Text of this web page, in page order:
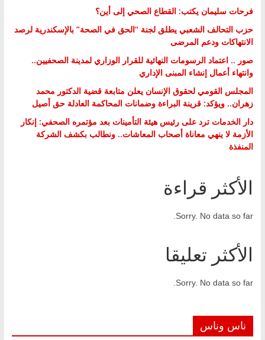
فرحات سليمان يكتب: القطاع الصحي إلى أين؟
حزب التحالف الشعبي يطلق لجنة “الحق في الصحة” بالإسكندرية لرصد
الانتهاكات ودعم المرضى
صور .. اعتماد الرسومات النهائية للقرار الوزاري لمدينة الصحفيين..
وانتهاء أعمال إنشاء المبنى الإداري
المجلس القومي لحقوق الإنسان يعلن متابعة قضية الدكتور محمد
زهران.. ويؤكد: قرينة البراءة وضمانات المحاكمة العادلة حق أصيل
دار الخدمات ترد على رئيس هيئة التأمينات بعد مؤتمره الصحفي: إنكار
الأزمة لا ينهي معاناة أصحاب المعاشات.. ونطالب بكشف الشركة
المنفذة
الأكثر قراءة
Sorry. No data so far.
الأكثر تعليقا
Sorry. No data so far.
ناس وناس